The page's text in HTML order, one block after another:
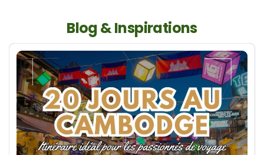
Blog & Inspirations